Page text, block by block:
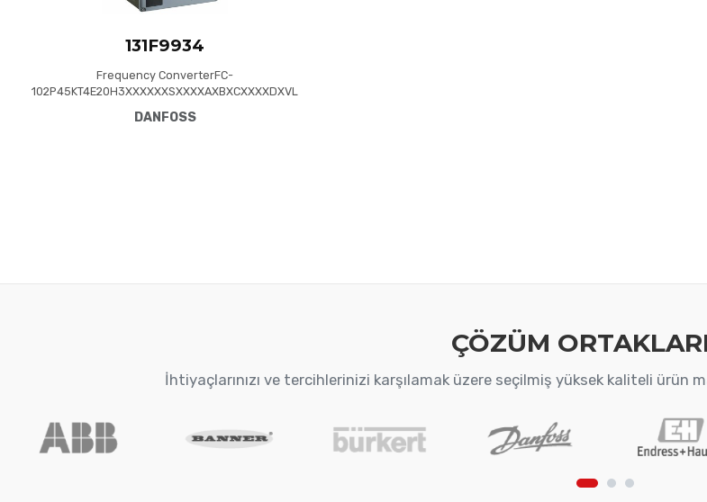
131F9934
Frequency ConverterFC-
102P45KT4E20H3XXXXXXSXXXXAXBXCXXXXDXVL
Three phase380 - 480 VAC, (E20) IP20 /
DANFOSS
ÇÖZÜM
İhtiyaçlarınızı ve tercihlerinizi karşılamak üzere seçilmiş yüksek kaliteli ürün